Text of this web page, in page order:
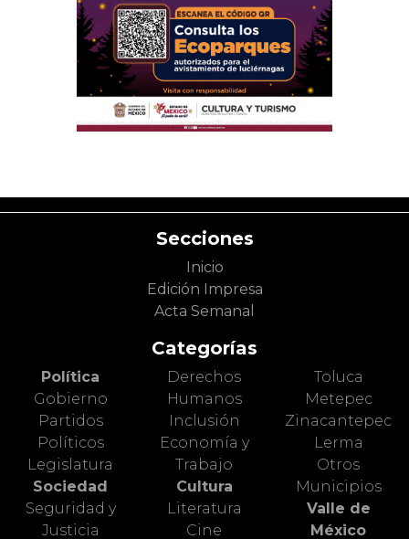
Secciones
Inicio
Edición Impresa
Acta Semanal
Categorías
Política
Gobierno
Partidos
Políticos
Legislatura
Sociedad
Seguridad y
Justicia
Derechos
Humanos
Inclusión
Economía y
Trabajo
Cultura
Literatura
Cine
Toluca
Metepec
Zinacantepec
Lerma
Otros
Municipios
Valle de
México